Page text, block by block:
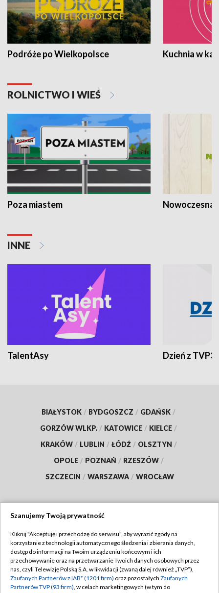
Podróże po Wielkopolsce Kuchnia w
ROLNICTWO I WIEŚ
Poza miastem Nowoczesna
INNE
TalentAsy Dzień z TVP3
BIAŁYSTOK / BYDGOSZCZ / GDAŃSK /
GORZÓW WLKP. / KATOWICE / KIELCE /
KRAKÓW / LUBLIN / ŁÓDŹ / OLSZTYN /
OPOLE / POZNAŃ / RZESZÓW /
SZCZECIN / WARSZAWA / WROCŁAW
TVP
Abonament TVP
Emisja w TVP
Regulamin TVP
Polityka prywatności
Szanujemy Twoją prywatność
Kliknij "Akceptuję i przechodzę do serwisu", aby wyrazić zgody na
korzystanie z technologii automatycznego śledzenia i zbierania danych,
dostęp do informacji na Twoim urządzeniu końcowym i ich
przechowywanie oraz na przetwarzanie Twoich danych osobowych przez
nas, czyli Telewizję Polską S.A. w likwidacji (zwaną dalej również „TVP”),
Zaufanych Partnerów z IAB* (1201 firm) oraz pozostałych Zaufanych
Partnerów TVP (93 firm), w celach marketingowych (w tym do